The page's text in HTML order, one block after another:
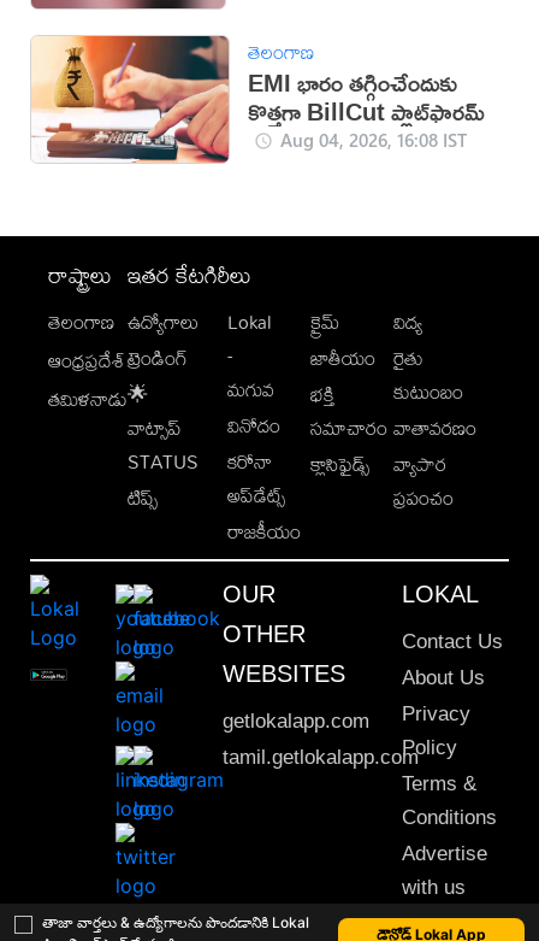
తాజా వార్తలు & ఉద్యోగాలను పొందడానికి Lokal
డౌన్లోడ్ Lokal App
తెలంగాణ
EMI భారం తగ్గించేందుకు
కొత్తగా BillCut ప్లాట్‌ఫారమ్
Aug 04, 2026, 16:08 IST
రాష్ట్రాలు
తెలంగాణ
ఆంధ్రప్రదేశ్
తమిళనాడు
ఇతర కేటగిరీలు
ఉద్యోగాలు
ట్రెండింగ్
🌟
వాట్సాప్
STATUS
టిప్స్
Lokal
-
మగువ
వినోదం
కరోనా
అప్‌డేట్స్
రాజకీయం
క్రైమ్
జాతీయం
భక్తి
సమాచారం
క్లాసిఫైడ్స్
విద్య
రైతు
కుటుంబం
వాతావరణం
వ్యాపార
ప్రపంచం
OUR
OTHER
WEBSITES
getlokalapp.com
tamil.getlokalapp.com
LOKAL
Contact Us
About Us
Privacy
Policy
Terms &
Conditions
Advertise
with us
Sitemap